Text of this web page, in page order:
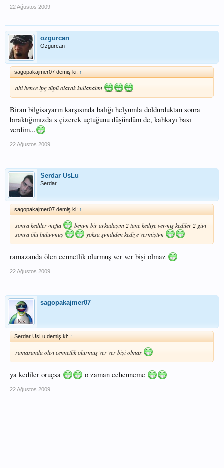
22 Ağustos 2009
ozgurcan
Özgürcan
sagopakajmer07 demiş ki: ↑
abi bence lpg tüpü olarak kullanalım
Biran bilgisayarın karşısında balığı helyumla doldurduktan sonra
bıraktığımızda s çizerek uçtuğunu düşündüm de, kahkayı bası
verdim...
22 Ağustos 2009
Serdar UsLu
Serdar
sagopakajmer07 demiş ki: ↑
sonra kediler mefta
benim bir arkadaşım 2 tane kediye vermiş kediler 2 gün
sonra ölü bulunmuş
yoksa şimdiden kediye vermiştim
ramazanda ölen cennetlik olurmuş ver ver bişi olmaz
22 Ağustos 2009
sagopakajmer07
Serdar UsLu demiş ki: ↑
ramazanda ölen cennetlik olurmuş ver ver bişi olmaz
ya kediler oruçsa o zaman cehenneme
22 Ağustos 2009